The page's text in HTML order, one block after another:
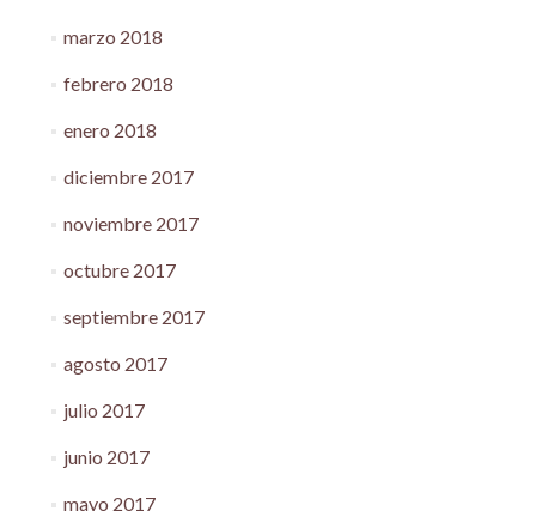
marzo 2018
febrero 2018
enero 2018
diciembre 2017
noviembre 2017
octubre 2017
septiembre 2017
agosto 2017
julio 2017
junio 2017
mayo 2017